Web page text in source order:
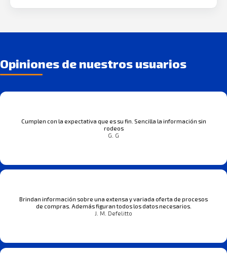
Opiniones de nuestros usuarios
Cumplen con la expectativa que es su fin. Sencilla la información sin
rodeos
G. G
Brindan información sobre una extensa y variada oferta de procesos
de compras. Además figuran todos los datos necesarios.
J. M. Defelitto